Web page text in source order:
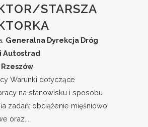
STARSZA
Generalna Dyrekcja Dróg
Autostrad
Rzeszów
Warunki dotyczące
na stanowisku i sposobu
zadań: obciążenie mięśniowo
oraz...